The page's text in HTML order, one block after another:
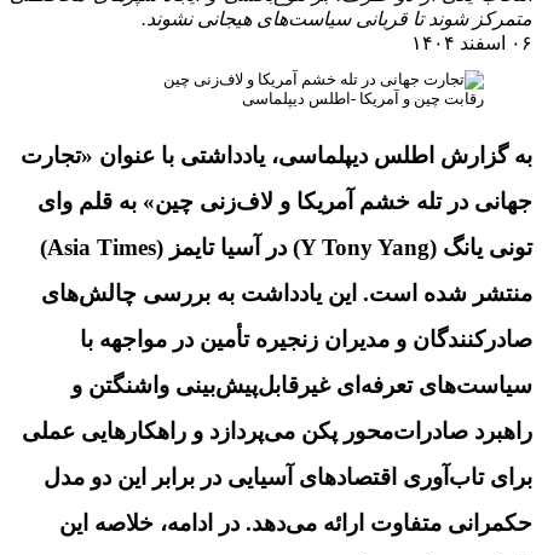
متمرکز شوند تا قربانی سیاست‌های هیجانی نشوند.
۰۶ اسفند ۱۴۰۴
رقابت چین و آمریکا -اطلس دیپلماسی
به گزارش اطلس دیپلماسی، یادداشتی با عنوان «تجارت
جهانی در تله خشم آمریکا و لاف‌زنی چین» به قلم وای
تونی یانگ (Y Tony Yang) در آسیا تایمز (Asia Times)
منتشر شده است. این یادداشت به بررسی چالش‌های
صادرکنندگان و مدیران زنجیره تأمین در مواجهه با
سیاست‌های تعرفه‌ای غیرقابل‌پیش‌بینی واشنگتن و
راهبرد صادرات‌محور پکن می‌پردازد و راهکارهایی عملی
برای تاب‌آوری اقتصادهای آسیایی در برابر این دو مدل
حکمرانی متفاوت ارائه می‌دهد. در ادامه، خلاصه این